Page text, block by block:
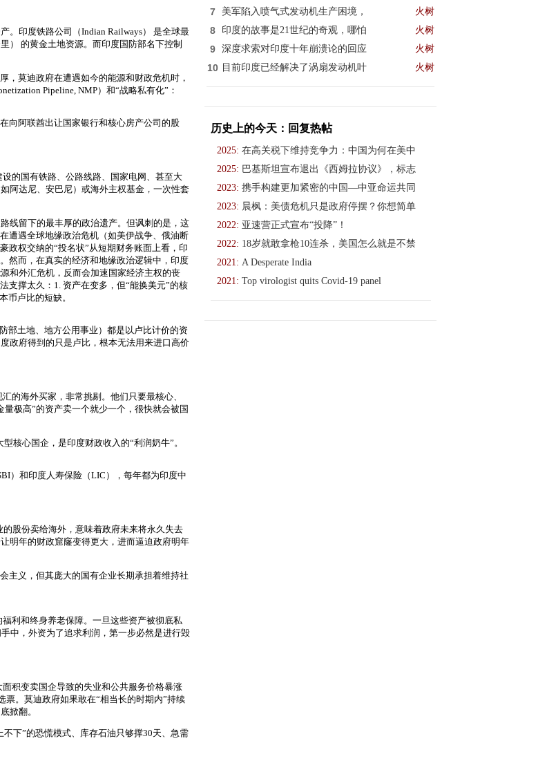
。印度铁路公司（Indian Railways）
是全球最
）
的黄金土地资源。而印度国防部名下控制
，莫迪政府在遭遇如今的能源和财政危机时，
Pipeline, NMP） 和“战略私有化”：
向阿联酋出让国家银行和核心房产公司的股
的国有铁路、公路线路、国家电网、甚至大
阿达尼、安巴尼）或海外主权基金，一次性套
线留下的最丰厚的政治遗产。但讽刺的是，这
遭遇全球地缘政治危机（如美伊战争、俄油断
政权交纳的“投名状”从短期财务账面上看，印
然而，在真实的经济和地缘政治逻辑中， 印度
和外汇危机，反而会加速国家经济主权的丧
支撑太久： 1. 资产在变多，但“能换美元”的核
币卢比的短缺。
部土地、地方公用事业）都是以卢比计价的资
政府得到的只是卢比，根本无法用来进口高价
的海外买家，非常挑剔。他们只要最核心、
极高”的资产卖一个就少一个，很快就会被国
核心国企，是印度财政收入的“利润奶牛”。
）和印度人寿保险（LIC），每年都为印度中
股份卖给海外，意味着政府未来将永久失去
明年的财政窟窿变得更大，进而逼迫政府明年
主义，但其庞大的国有企业长期承担着维持社
利和终身养老保障。一旦这些资产被彻底私
中，外资为了追求利润，第一步必然是进行毁
积变卖国企导致的失业和公共服务价格暴涨
票。莫迪政府如果敢在“相当长的时期内”持续
掀翻。
下”的恐慌模式、库存石油只够撑30天、急需
7 美军陷入喷气式发动机生产困境， 火树
8 印度的故事是21世纪的奇观，哪怕 火树
9 深度求索对印度十年崩溃论的回应 火树
10 目前印度已经解决了涡扇发动机叶 火树
历史上的今天：回复热帖
2025: 在高关税下维持竞争力：中国为何在美中
2025: 巴基斯坦宣布退出《西姆拉协议》，标志
2023: 携手构建更加紧密的中国—中亚命运共同
2023: 晨枫：美债危机只是政府停摆？你想简单
2022: 亚速营正式宣布“投降”！
2022: 18岁就敢拿枪10连杀，美国怎么就是不禁
2021: A Desperate India
2021: Top virologist quits Covid-19 panel